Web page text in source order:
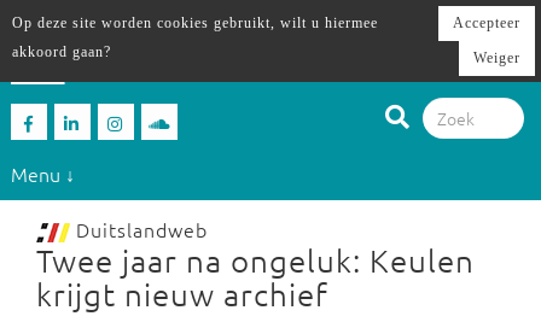
Menu ↓
Duitslandweb
Twee jaar na ongeluk: Keulen
krijgt nieuw archief
Op deze site worden cookies gebruikt, wilt u hiermee
akkoord gaan?
Accepteer
Weiger